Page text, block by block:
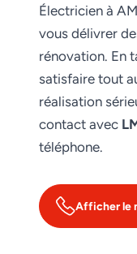
Électricien à
vous délivrer
rénovation. En
satisfaire tout
réalisation
contact avec
téléphone.
Afficher le